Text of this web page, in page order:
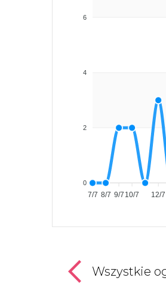
6
4
2
0
7/7 8/7 9/7 10/7 12/7
Wszystkie